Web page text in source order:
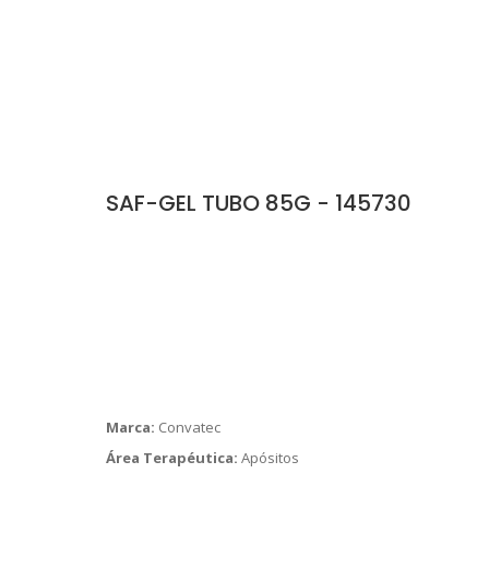
SAF-GEL TUBO 85G - 145730
Marca: Convatec
Área Terapéutica: Apósitos